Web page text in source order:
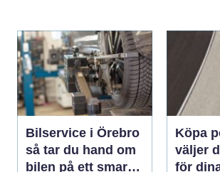
Bilservice i Örebro
så tar du hand om
bilen på ett smart
Köpa
väljer
för